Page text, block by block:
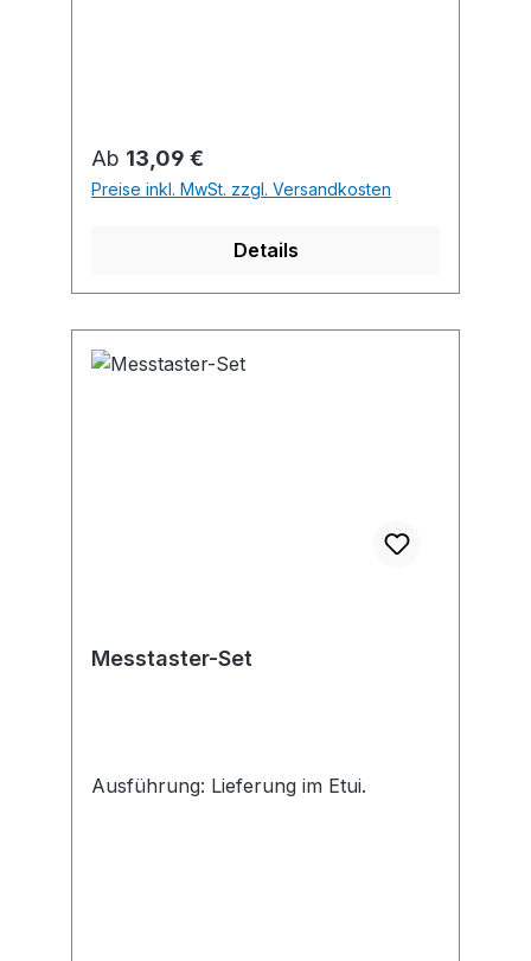
Regulärer Preis:
Ab 13,09 €
Preise inkl. MwSt. zzgl. Versandkosten
Details
Messtaster-Set
Ausführung: Lieferung im Etui.